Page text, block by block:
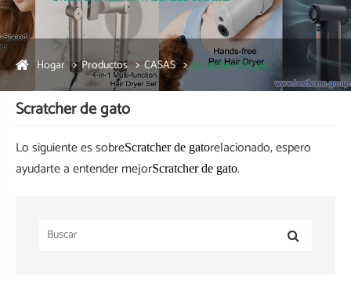
Hogar Productos CASAS Scratcher de gato
Scratcher de gato
Lo siguiente es sobreScratcher de gatorelacionado, espero
ayudarte a entender mejorScratcher de gato.